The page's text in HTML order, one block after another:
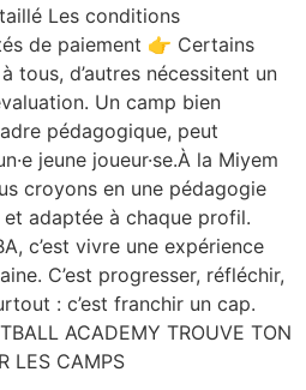
Les conditions
de paiement 👉 Certains
tous, d’autres nécessitent un
Un camp bien
pédagogique, peut
jeune joueur·se.À la Miyem
croyons en une pédagogie
adaptée à chaque profil.
c’est vivre une expérience
C’est progresser, réfléchir,
: c’est franchir un cap.
ACADEMY TROUVE TON
LES CAMPS